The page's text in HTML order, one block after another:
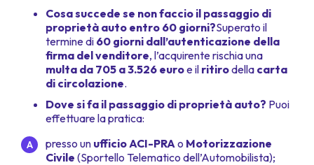
Cosa succede se non faccio il passaggio di
proprietà auto entro 60 giorni?Superato il
termine di 60 giorni dall’autenticazione della
firma del venditore, l’acquirente rischia una
multa da 705 a 3.526 euroe il ritirodella carta
di circolazione.
Dove si fa il passaggio di proprietà auto? Puoi
effettuare la pratica:
presso un ufficio ACI-PRA o Motorizzazione
Civile (Sportello Telematico dell’Automobilista);